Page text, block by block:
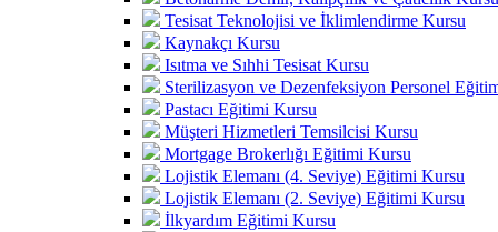
Tesisat Teknolojisi ve İklimlendirme Kursu
Kaynakçı Kursu
Isıtma ve Sıhhi Tesisat Kursu
Sterilizasyon ve Dezenfeksiyon Personel
Pastacı Eğitimi Kursu
Müşteri Hizmetleri Temsilcisi Kursu
Mortgage Brokerlığı Eğitimi Kursu
Lojistik Elemanı (4. Seviye) Eğitimi Kursu
Lojistik Elemanı (2. Seviye) Eğitimi Kursu
İlkyardım Eğitimi Kursu